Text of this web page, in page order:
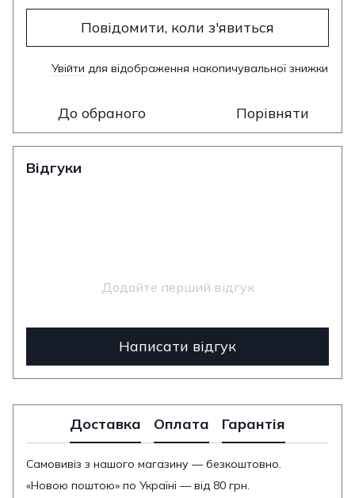
Повідомити, коли з'явиться
Увійти для відображення накопичувальної знижки
До обраного Порівняти
Відгуки
Додайте перший відгук
Написати відгук
Доставка Оплата Гарантія
Самовивіз з нашого магазину — безкоштовно.
«Новою поштою» по Україні — від 80 грн.